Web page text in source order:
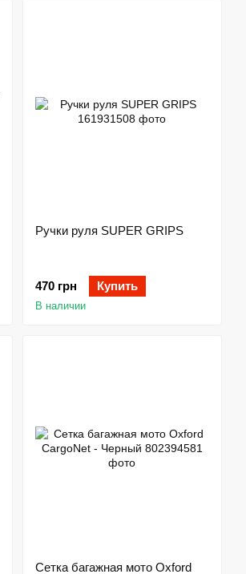
Ручки руля SUPER GRIPS
470 грн Купить
В наличии
Сетка багажная мото Oxford